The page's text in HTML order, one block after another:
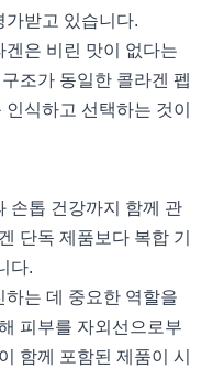
가받고 있습니다.
은 비린 맛이 없다는
조가 동일한 콜라겐 펩
식하고 선택하는 것이
손톱 건강까지 함께 관
단독 제품보다 복합 기
다.
는 데 중요한 역할을
피부를 자외선으로부
함께 포함된 제품이 시